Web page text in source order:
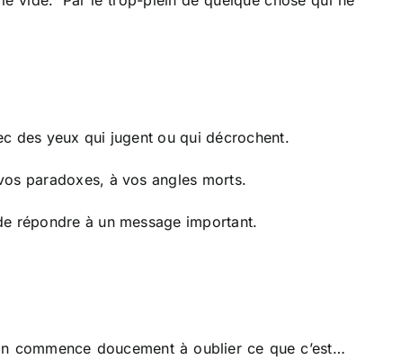
des yeux qui jugent ou qui décrochent.
paradoxes, à vos angles morts.
répondre à un message important.
doucement à oublier ce que c’est…